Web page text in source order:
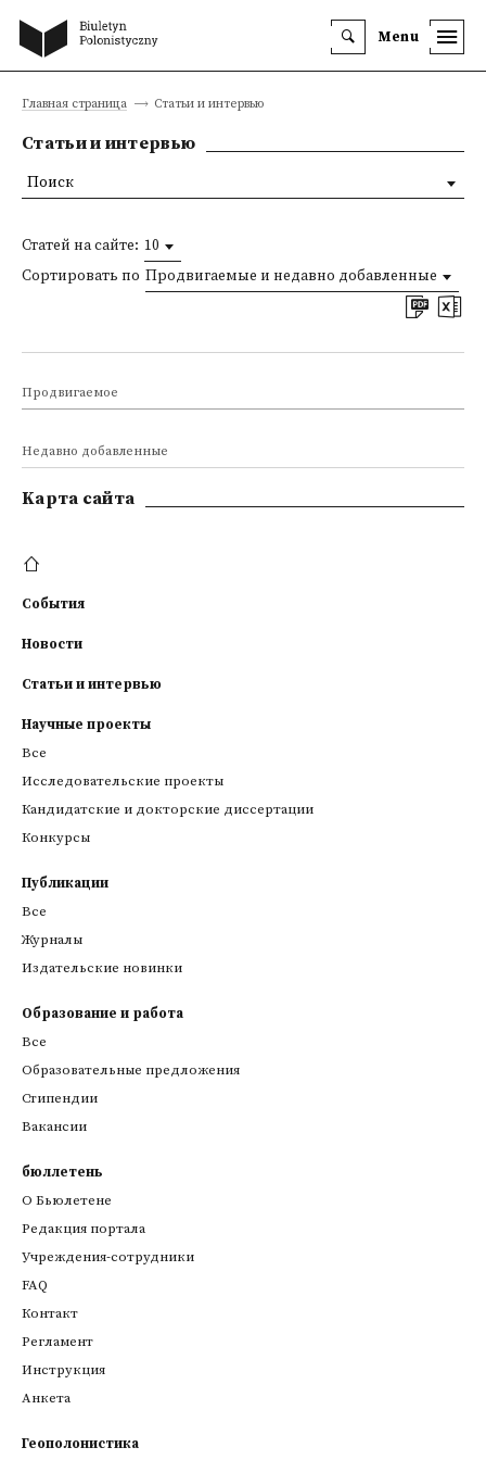
Menu
Главная страница Статьи и интервью
Статьи и интервью
Статей на сайте: 10
Сортировать по Продвигаемые и недавно добавленные
Продвигаемое
Недавно добавленные
Поиск
Kарта сайта
События
Новости
Статьи и интервью
Научные проекты
Все
Исследовательские проекты
Кандидатские и докторские диссертации
Конкурсы
Публикации
Все
Журналы
Издательские новинки
Образование и работа
Все
Образовательные предложения
Стипендии
Вакансии
бюллетень
О Бьюлетене
Редакция портала
Учреждения-сотрудники
FAQ
Контакт
Регламент
Инструкция
Анкета
Геополонистика